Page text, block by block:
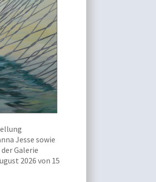
Jesse sowie
Galerie
2026 von 15